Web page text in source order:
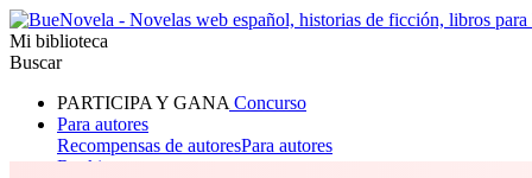
Mi biblioteca
Buscar
PARTICIPA Y GANA Concurso
Para autores
Recompensas de autoresPara autores
Ranking